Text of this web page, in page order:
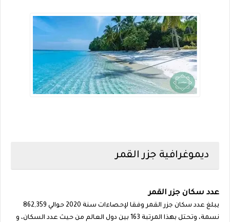
ديموغرافية جزر القمر
عدد سكان جزر القمر
يبلغ عدد سكان جزر القمر وفقا لإحصاءات سنة 2020 حوالي 862,359
نسمة، وتحتل بهذا المرتبة 163 بين دول العالم من حيث عدد السكان، و